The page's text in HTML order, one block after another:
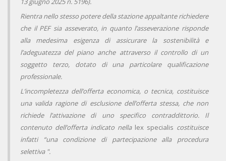
Rientra nello stesso potere della stazione appaltante richiedere
che il PEF sia asseverato, in quanto l’asseverazione risponde
alla medesima esigenza di assicurare la sostenibilità e
l’adeguatezza del piano anche attraverso il controllo di un
soggetto terzo, dotato di una particolare qualificazione
professionale.
L’incompletezza dell’offerta economica, o tecnica, costituisce
una valida ragione di esclusione dell’offerta stessa, che non
richiede l’attivazione di uno specifico contraddittorio. Il
contenuto dell’offerta indicato nella lex specialis costituisce
infatti “una condizione di partecipazione alla procedura
selettiva ".